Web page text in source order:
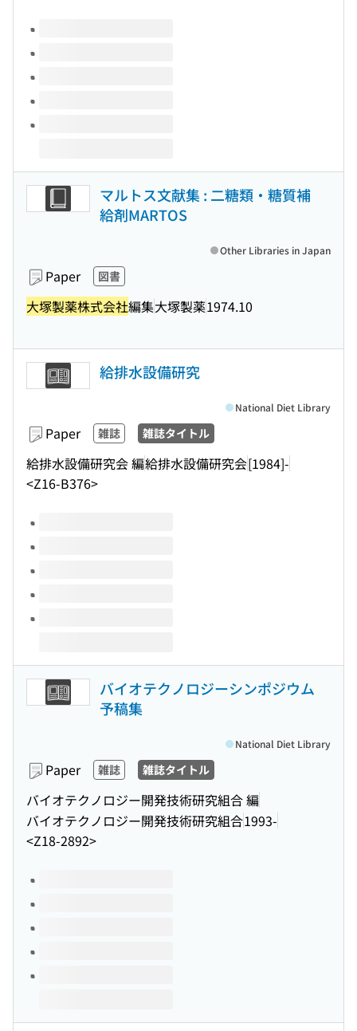
Volumes of this title
マルトス文献集 : 二糖類・糖質補
給剤MARTOS
Paper 図書
大塚製薬株式会社編集大塚製薬1974.10
Other Libraries in Japan
給排水設備研究
Paper 雑誌 雑誌タイトル
給排水設備研究会 編給排水設備研究会[1984]-
<Z16-B376>
National Diet Library
Volumes of this title
バイオテクノロジーシンポジウム
予稿集
Paper 雑誌 雑誌タイトル
バイオテクノロジー開発技術研究組合 編
バイオテクノロジー開発技術研究組合1993-
<Z18-2892>
National Diet Library
Volumes of this title